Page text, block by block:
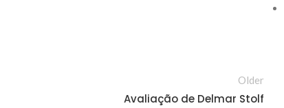
Older
Avaliação de Delmar Stolf